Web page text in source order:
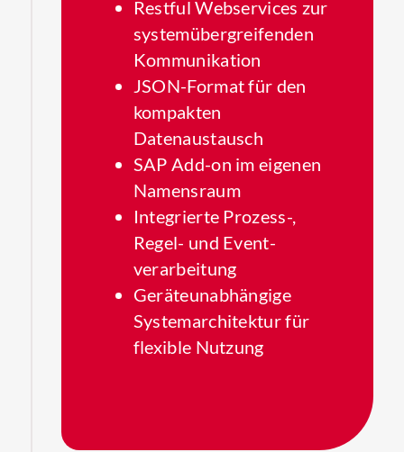
Restful Webservices zur
systemübergreifenden
Kommunikation
JSON-Format für den
kompakten
Datenaustausch
SAP Add-on im eigenen
Namensraum
Integrierte Prozess-,
Regel- und Event­­
verarbeitung
Geräteunabhängige
System­architektur für
flexible Nutzung